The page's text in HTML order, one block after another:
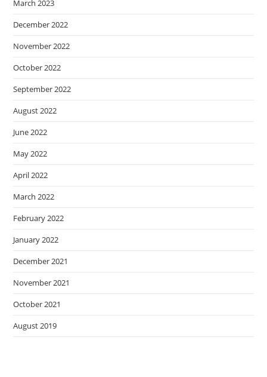
March 2023
December 2022
November 2022
October 2022
September 2022
August 2022
June 2022
May 2022
April 2022
March 2022
February 2022
January 2022
December 2021
November 2021
October 2021
August 2019